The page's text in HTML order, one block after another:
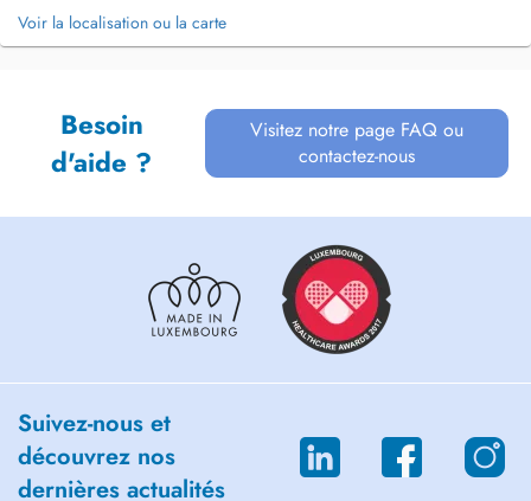
Voir la localisation ou la carte
Besoin
d'aide ?
Visitez notre page FAQ ou
contactez-nous
Suivez-nous et
découvrez nos
dernières actualités